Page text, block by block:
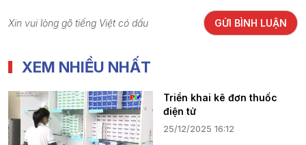
Xin vui lòng gõ tiếng Việt có dấu GỬI BÌNH LUẬN
XEM NHIỀU NHẤT
Triển khai kê đơn thuốc
điện tử
25/12/2025 16:12